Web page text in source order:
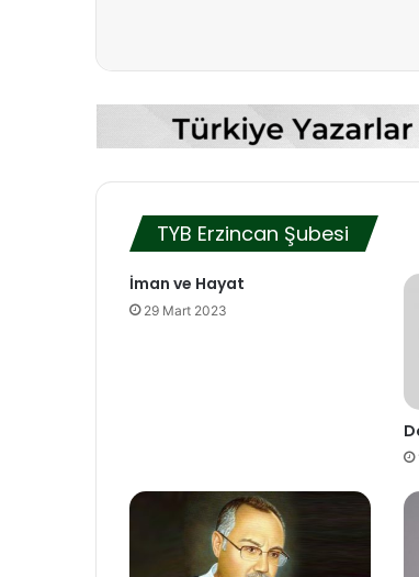
TYB Erzincan Şubesi
İman ve Hayat
29 Mart 2023